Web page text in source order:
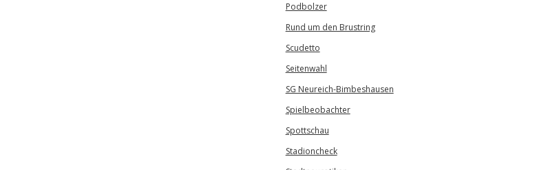
Podbolzer
Rund um den Brustring
Scudetto
Seitenwahl
SG Neureich-Bimbeshausen
Spielbeobachter
Spottschau
Stadioncheck